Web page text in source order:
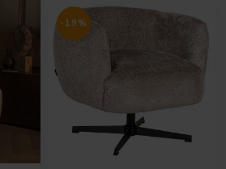
-19%